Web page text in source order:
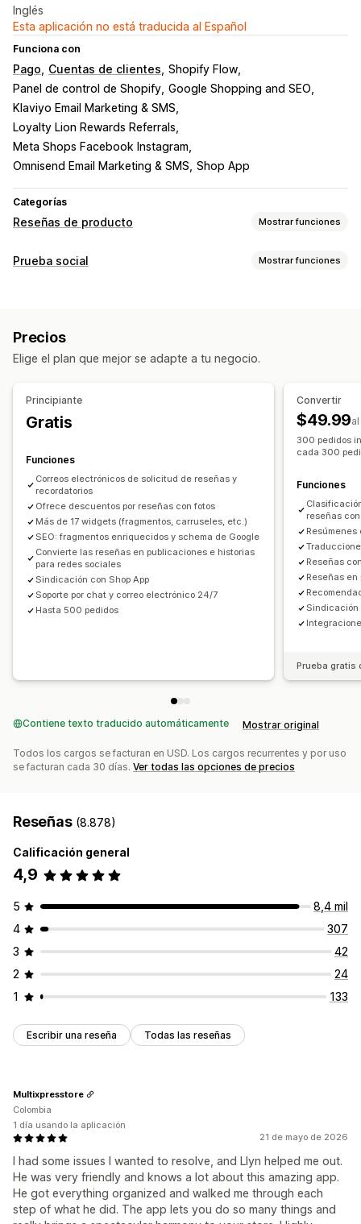
Inglés
Esta aplicación no está traducida al Español
Funciona con
Pago Cuentas de clientes Shopify Flow
Panel de control de Shopify Google Shopping and SEO
Klaviyo Email Marketing & SMS
Loyalty Lion Rewards Referrals
Meta Shops Facebook Instagram
Omnisend Email Marketing & SMS Shop App
Categorías
Reseñas de producto Mostrar funciones
Opciones de muestra
Pestañas o barras laterales
Reseñas populares Reseñas destacadas
Fragmentos enriquecidos
Solicitudes por correo electrónico
Publicaciones en redes sociales
Ventanas emergentes
Importar y exportar Migración de reseñas
Sindicación de reseñas Automatizaciones
Solicitudes personalizadas
Prueba social Mostrar funciones
Seguimiento de interacción
Precios
Elige el plan que mejor se adapte a tu negocio.
Principiante
Gratis
Funciones
Correos electrónicos de solicitud de reseñas y
recordatorios
Ofrece descuentos por reseñas con fotos
Más de 17 widgets (fragmentos, carruseles, etc.)
SEO: fragmentos enriquecidos y schema de Google
Convierte las reseñas en publicaciones e historias
para redes sociales
Sindicación con Shop App
Soporte por chat y correo electrónico 24/7
Hasta 500 pedidos
Convertir
$49.99
300 pedidos
cada 300
Funciones
reseñas
Reseñas
Reseñas
Sindicación
Prueba gratis
Contiene texto traducido automáticamente Mostrar original
Todos los cargos se facturan en USD. Los cargos recurrentes y por uso
se facturan cada 30 días. Ver todas las opciones de precios
Reseñas (8.878)
Calificación general
4,9
5
8,4 mil
4
307
3
42
2
24
1
133
Escribir una reseña Todas las reseñas
21 de mayo de 2026
I had some issues I wanted to resolve, and Llyn helped me out.
He was very friendly and knows a lot about this amazing app.
He got everything organized and walked me through each
step of what he did. The app lets you do so many things and
Multixpresstore
Colombia
1 día usando la aplicación